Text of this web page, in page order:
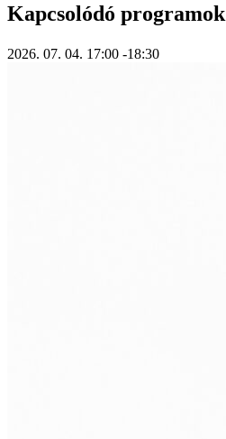
Kapcsolódó programok
2026. 07. 04. 17:00 -18:30